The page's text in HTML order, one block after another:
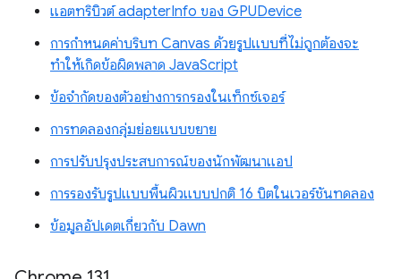
แอตทริบิวต์ adapterInfo ของ GPUDevice
การกำหนดค่าบริบท Canvas ด้วยรูปแบบที่ไม่ถูกต้องจะ
ทำให้เกิดข้อผิดพลาด JavaScript
ข้อจำกัดของตัวอย่างการกรองในเท็กซ์เจอร์
การทดลองกลุ่มย่อยแบบขยาย
การปรับปรุงประสบการณ์ของนักพัฒนาแอป
การรองรับรูปแบบพื้นผิวแบบปกติ 16 บิตในเวอร์ชันทดลอง
ข้อมูลอัปเดตเกี่ยวกับ Dawn